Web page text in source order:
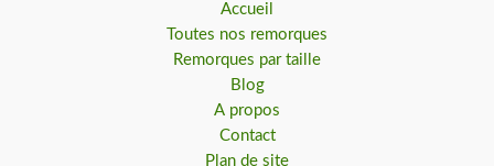
Accueil
Toutes nos remorques
Remorques par taille
Blog
A propos
Contact
Plan de site